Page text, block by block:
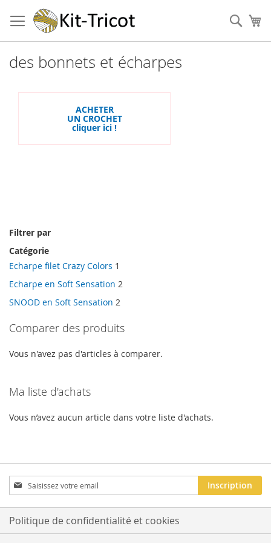
au
contenu
des bonnets et écharpes
ACHETER
UN CROCHET
cliquer ici !
Filtrer par
Catégorie
Echarpe filet Crazy Colors 1
Echarpe en Soft Sensation 2
SNOOD en Soft Sensation 2
Comparer des produits
Vous n'avez pas d'articles à comparer.
Ma liste d'achats
Vous n’avez aucun article dans votre liste d'achats.
Inscription
à
notre
newsletter
Inscription
Politique de confidentialité et cookies